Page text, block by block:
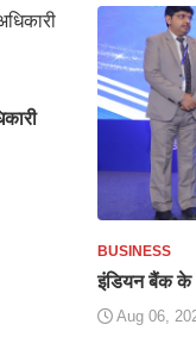
BUSINESS
इंडियन बैंक के
Aug 06,